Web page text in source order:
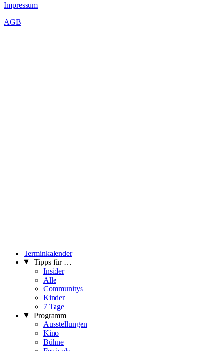
Impressum
AGB
Terminkalender
Tipps für …
Insider
Alle
Communitys
Kinder
7 Tage
Programm
Ausstellungen
Kino
Bühne